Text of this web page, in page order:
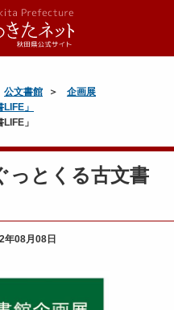
公文書館
企画展
」
」
っとくる古文書
年08月08日